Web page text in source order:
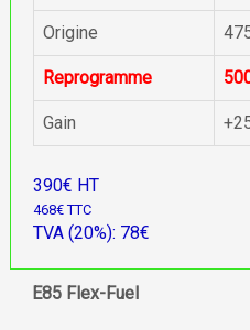
Origine
Reprogramme
Gain
390€ HT
468€ TTC
TVA (20%): 78€
E85 Flex-Fuel